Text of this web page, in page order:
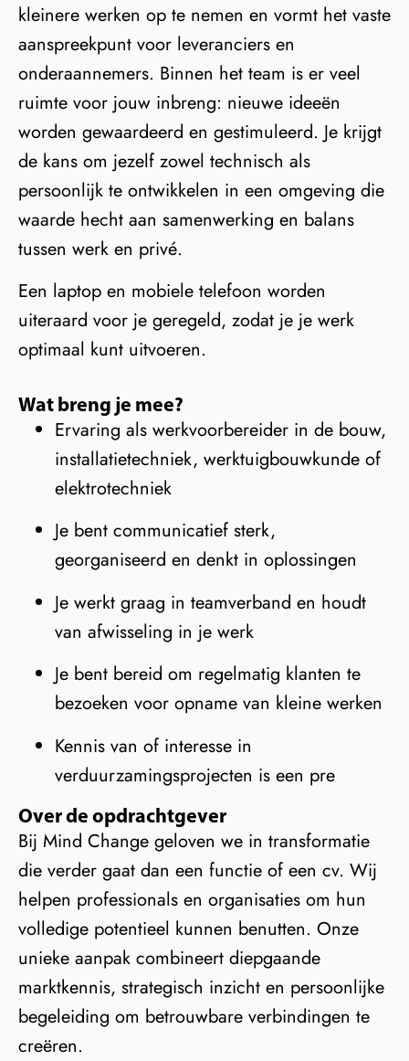
kleinere werken op te nemen en vormt het vaste
aanspreekpunt voor leveranciers en
onderaannemers. Binnen het team is er veel
ruimte voor jouw inbreng: nieuwe ideeën
worden gewaardeerd en gestimuleerd. Je krijgt
de kans om jezelf zowel technisch als
persoonlijk te ontwikkelen in een omgeving die
waarde hecht aan samenwerking en balans
tussen werk en privé.
Een laptop en mobiele telefoon worden
uiteraard voor je geregeld, zodat je je werk
optimaal kunt uitvoeren.
Wat breng je mee?
Ervaring als werkvoorbereider in de bouw,
installatietechniek, werktuigbouwkunde of
elektrotechniek
Je bent communicatief sterk,
georganiseerd en denkt in oplossingen
Je werkt graag in teamverband en houdt
van afwisseling in je werk
Je bent bereid om regelmatig klanten te
bezoeken voor opname van kleine werken
Kennis van of interesse in
verduurzamingsprojecten is een pre
Over de opdrachtgever
Bij Mind Change geloven we in transformatie
die verder gaat dan een functie of een cv. Wij
helpen professionals en organisaties om hun
volledige potentieel kunnen benutten. Onze
unieke aanpak combineert diepgaande
marktkennis, strategisch inzicht en persoonlijke
begeleiding om betrouwbare verbindingen te
creëren.